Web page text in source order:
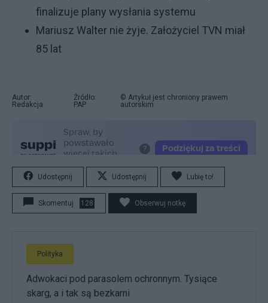
finalizuje plany wysłania systemu
Mariusz Walter nie żyje. Założyciel TVN miał
85 lat
Autor:
Redakcja
Źródło:
PAP
© Artykuł jest chroniony prawem
autorskim.
Udostępnij Udostępnij Lubię to!
Skomentuj 128 Obserwuj notkę
Polityka
Adwokaci pod parasolem ochronnym. Tysiące
skarg, a i tak są bezkarni